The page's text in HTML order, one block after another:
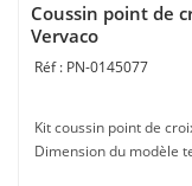
Coussin point de
Vervaco
PN-0145077
Kit coussin point de
Dimension du modèle